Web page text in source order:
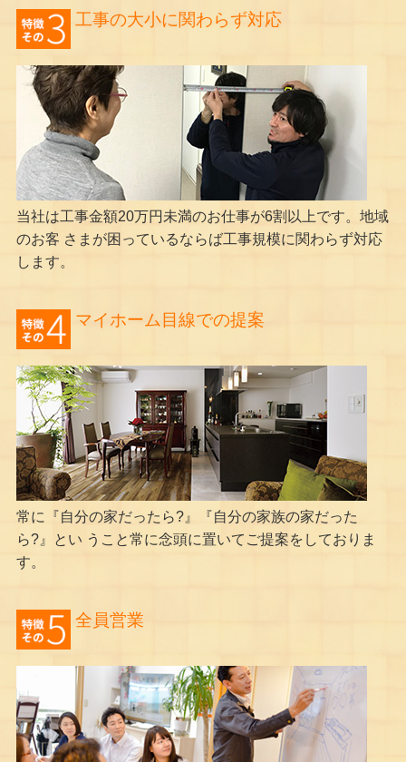
工事の大小に関わらず対応
当社は工事金額20万円未満のお仕事が6割以上です。地域
のお客 さまが困っているならば工事規模に関わらず対応
します。
マイホーム目線での提案
常に『自分の家だったら?』『自分の家族の家だった
ら?』とい うこと常に念頭に置いてご提案をしておりま
す。
全員営業